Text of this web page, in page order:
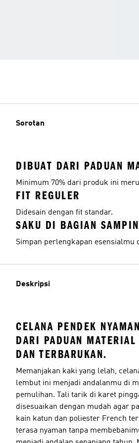
Sorotan
DIBUAT DARI PADUAN
Minimum 70% dari produk ini
FIT REGULER
Didesain dengan fit standar.
SAKU DI BAGIAN
Simpan perlengkapan esensialmu
Deskripsi
CELANA PENDEK
DARI PADUAN MATERIAL
DAN TERBARUKAN.
Memanjakan kaki yang lelah,
lembut ini menjadi andalanmu di
pemulihan. Tali tarik di karet
disesuaikan dengan mudah agar
kain katun dan poliester French
terasa nyaman tanpa